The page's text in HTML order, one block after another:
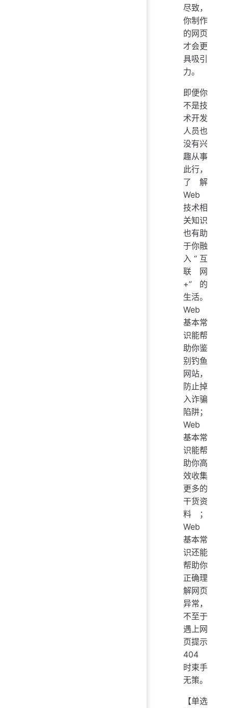
尽致，
你制作
的网页
才会更
具吸引
力。
即便你
不是技
术开发
人员也
没有兴
趣从事
此行，
了解
Web
技术相
关知识
也有助
于你融
入“互
联网
+”的
生活。
Web
基本常
识能帮
助你鉴
别钓鱼
网站，
防止掉
入诈骗
陷阱；
Web
基本常
识能帮
助你高
效收集
更多的
干货资
料；
Web
基本常
识还能
帮助你
正确理
解网页
异常，
不至于
遇上网
页提示
404
时束手
无策。
【单选